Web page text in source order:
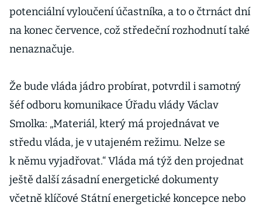
potenciální vyloučení účastníka, a to o čtrnáct dní
na konec července, což středeční rozhodnutí také
nenaznačuje.
Že bude vláda jádro probírat, potvrdil i samotný
šéf odboru komunikace Úřadu vlády Václav
Smolka: „Materiál, který má projednávat ve
středu vláda, je v utajeném režimu. Nelze se
k němu vyjadřovat.“ Vláda má týž den projednat
ještě další zásadní energetické dokumenty
včetně klíčové Státní energetické koncepce nebo